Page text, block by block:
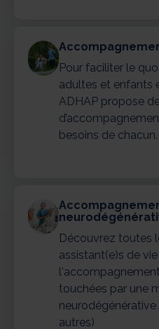
Pour faciliter le
adultes et enfants
ADHAP propose
besoins de chacun.
Découvrez toutes
assistant(e)s de
touchées par une
neurodégénérative
autres)